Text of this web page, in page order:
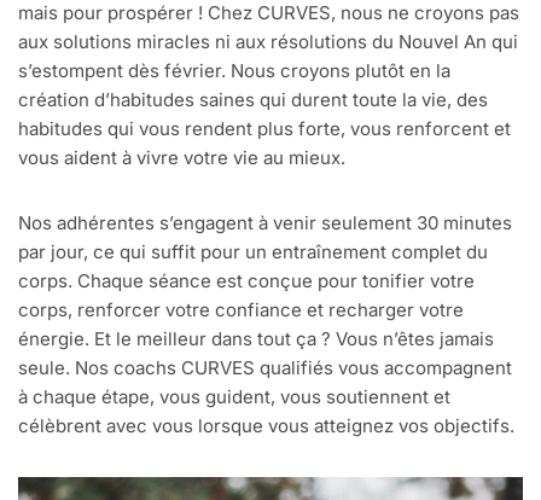
mais pour prospérer ! Chez CURVES, nous ne croyons pas
aux solutions miracles ni aux résolutions du Nouvel An qui
s’estompent dès février. Nous croyons plutôt en la
création d’habitudes saines qui durent toute la vie, des
habitudes qui vous rendent plus forte, vous renforcent et
vous aident à vivre votre vie au mieux.
Nos adhérentes s’engagent à venir seulement 30 minutes
par jour, ce qui suffit pour un entraînement complet du
corps. Chaque séance est conçue pour tonifier votre
corps, renforcer votre confiance et recharger votre
énergie. Et le meilleur dans tout ça ? Vous n’êtes jamais
seule. Nos coachs CURVES qualifiés vous accompagnent
à chaque étape, vous guident, vous soutiennent et
célèbrent avec vous lorsque vous atteignez vos objectifs.